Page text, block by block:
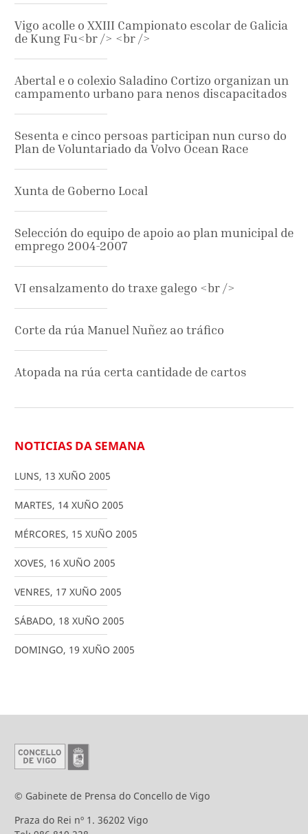
Vigo acolle o XXIII Campionato escolar de Galicia
de Kung Fu<br /> <br />
Abertal e o colexio Saladino Cortizo organizan un
campamento urbano para nenos discapacitados
Sesenta e cinco persoas participan nun curso do
Plan de Voluntariado da Volvo Ocean Race
Xunta de Goberno Local
Selección do equipo de apoio ao plan municipal de
emprego 2004-2007
VI ensalzamento do traxe galego <br />
Corte da rúa Manuel Nuñez ao tráfico
Atopada na rúa certa cantidade de cartos
NOTICIAS DA SEMANA
LUNS, 13 XUÑO 2005
MARTES, 14 XUÑO 2005
MÉRCORES, 15 XUÑO 2005
XOVES, 16 XUÑO 2005
VENRES, 17 XUÑO 2005
SÁBADO, 18 XUÑO 2005
DOMINGO, 19 XUÑO 2005
© Gabinete de Prensa do Concello de Vigo
Praza do Rei nº 1. 36202 Vigo